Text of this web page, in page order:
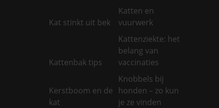
Kat stinkt uit bek
Katten en
vuurwerk
Kattenbak tips
Kattenziekte: het
belang van
vaccinaties
Kerstboom en de
kat
Knobbels bij
honden – zo kun
je ze vinden